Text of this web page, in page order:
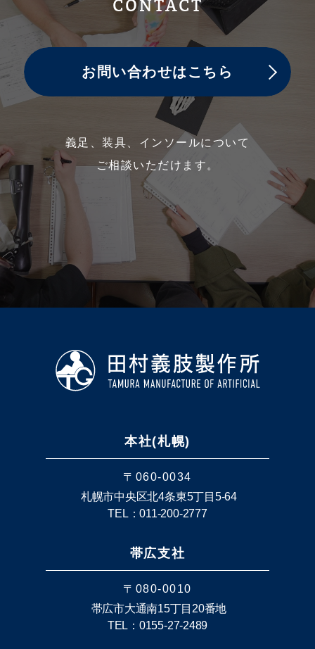
CONTACT
お問い合わせはこちら
義足、装具、インソールについて
ご相談いただけます。
本社(札幌)
〒060-0034
札幌市中央区北4条東5丁目5-64
TEL：011-200-2777
帯広支社
〒080-0010
帯広市大通南15丁目20番地
TEL：0155-27-2489